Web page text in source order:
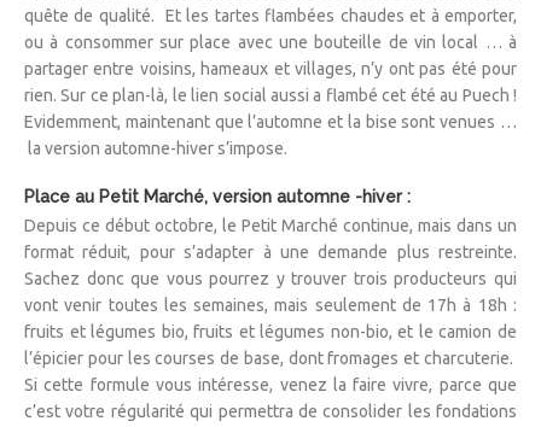
quête de qualité. Et les tartes flambées chaudes et à emporter,
ou à consommer sur place avec une bouteille de vin local … à
partager entre voisins, hameaux et villages, n’y ont pas été pour
rien. Sur ce plan-là, le lien social aussi a flambé cet été au Puech !
Evidemment, maintenant que l’automne et la bise sont venues …
la version automne-hiver s’impose.
Place au Petit Marché, version automne -hiver :
Depuis ce début octobre, le Petit Marché continue, mais dans un
format réduit, pour s’adapter à une demande plus restreinte.
Sachez donc que vous pourrez y trouver trois producteurs qui
vont venir toutes les semaines, mais seulement de 17h à 18h :
fruits et légumes bio, fruits et légumes non-bio, et le camion de
l’épicier pour les courses de base, dont fromages et charcuterie.
Si cette formule vous intéresse, venez la faire vivre, parce que
c’est votre régularité qui permettra de consolider les fondations